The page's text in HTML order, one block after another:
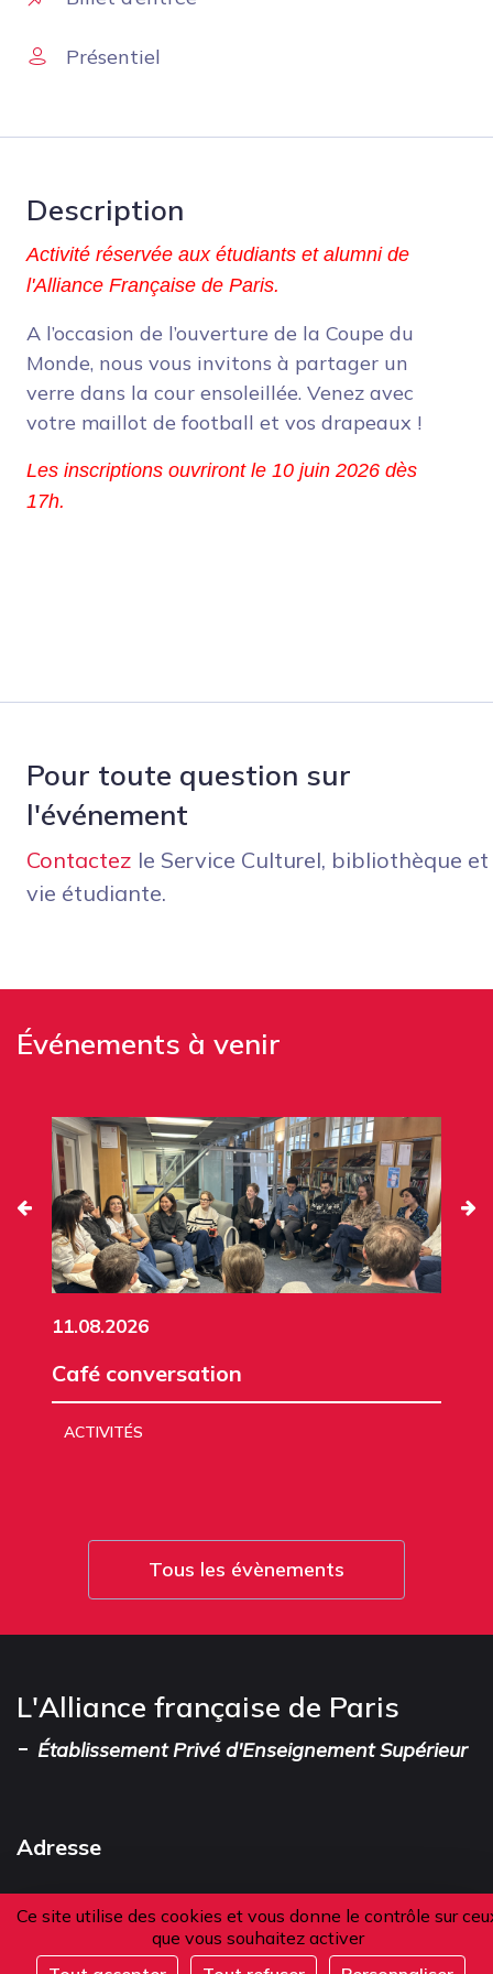
Ce site utilise des cookies et vous donne le contrôle sur
que vous souhaitez activer
Présentiel
Description
Activité réservée aux étudiants et alumni de
l'Alliance Française de Paris.
A l’occasion de l’ouverture de la Coupe du
Monde, nous vous invitons à partager un
verre dans la cour ensoleillée. Venez avec
votre maillot de football et vos drapeaux !
Les inscriptions ouvriront le 10 juin 2026 dès
17h.
Pour toute question sur
l'événement
Contactez le Service Culturel, bibliothèque et
vie étudiante.
Événements à venir
11.08.2026
Café conversation
ACTIVITÉS
Tous les évènements
L'Alliance française de Paris
- Établissement Privé d'Enseignement Supérieur
Adresse
101 boulevard Raspail
75006 Paris